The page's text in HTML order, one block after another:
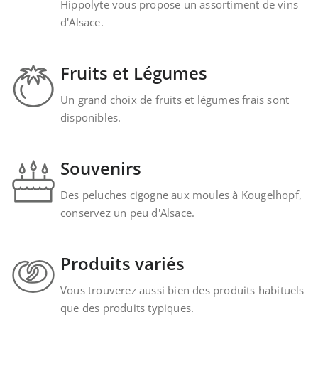
Hippolyte vous propose un assortiment de vins
d'Alsace.
Fruits et Légumes
Un grand choix de fruits et légumes frais sont
disponibles.
Souvenirs
Des peluches cigogne aux moules à Kougelhopf,
conservez un peu d'Alsace.
Produits variés
Vous trouverez aussi bien des produits habituels
que des produits typiques.